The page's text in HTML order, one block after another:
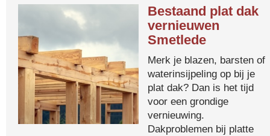
Bestaand plat dak
vernieuwen
Smetlede
Merk je blazen, barsten of
waterinsijpeling op bij je
plat dak? Dan is het tijd
voor een grondige
vernieuwing.
Dakproblemen bij platte